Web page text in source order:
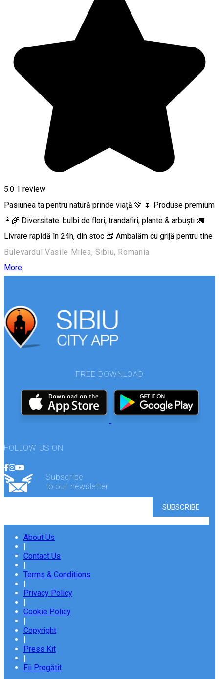
5.0 1 review
Pasiunea ta pentru natură prinde viață.💚 🌷 Produse premium
👩‍🌾 Diversitate: bulbi de flori, trandafiri, plante & arbuști 🚛
Livrare rapidă în 24h, din stoc 🎁 Ambalăm cu grijă pentru tine
Bulevardul Vasile Milea, Sibiu, Romania
More
FREE DOWNLOAD
FOLLOW US ON
Subscribe
to our newsletter
About Us
|
Contact Us
|
Terms & Conditions
|
Privacy Policy
|
Cookie Policy
|
Copyright
|
Press Kit
|
Fii Pregătit